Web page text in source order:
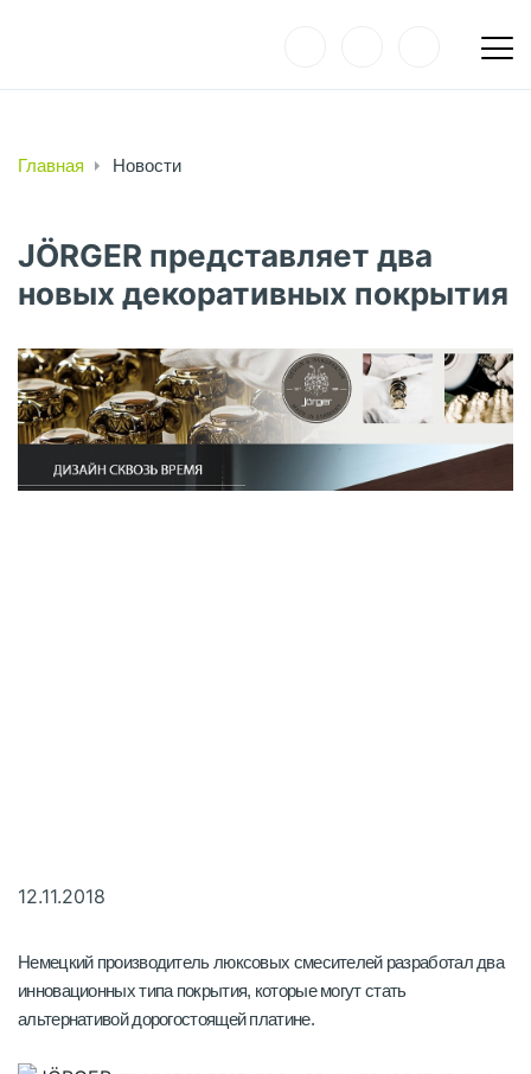
Главная Новости
JÖRGER представляет два
новых декоративных покрытия
12.11.2018
Немецкий производитель люксовых смесителей разработал два
инновационных типа покрытия, которые могут стать
альтернативой дорогостоящей платине.